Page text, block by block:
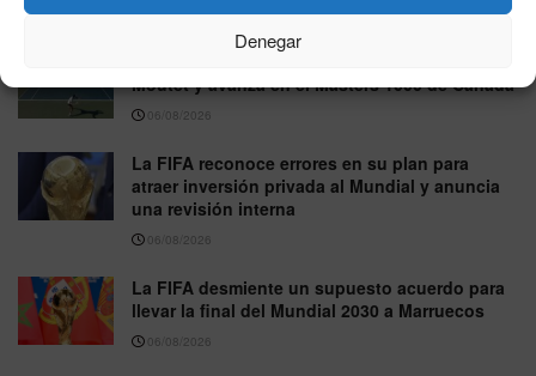
Denegar
06/08/2026
Moutet y avanza en el Masters 1000 de Canadá
06/08/2026
La FIFA reconoce errores en su plan para
atraer inversión privada al Mundial y anuncia
una revisión interna
06/08/2026
La FIFA desmiente un supuesto acuerdo para
llevar la final del Mundial 2030 a Marruecos
06/08/2026